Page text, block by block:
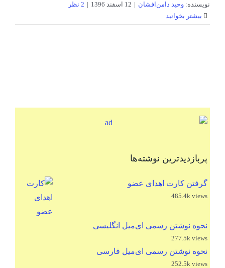
نویسنده: وحید دامن‌افشان | 12 اسفند 1396 | 2 نظر
بیشتر بخوانید
پربازدیدترین نوشته‌ها
گرفتن کارت اهدای عضو
485.4k views
نحوه نوشتن رسمی ای‌میل انگلیسی
277.5k views
نحوه نوشتن رسمی ای‌میل فارسی
252.5k views